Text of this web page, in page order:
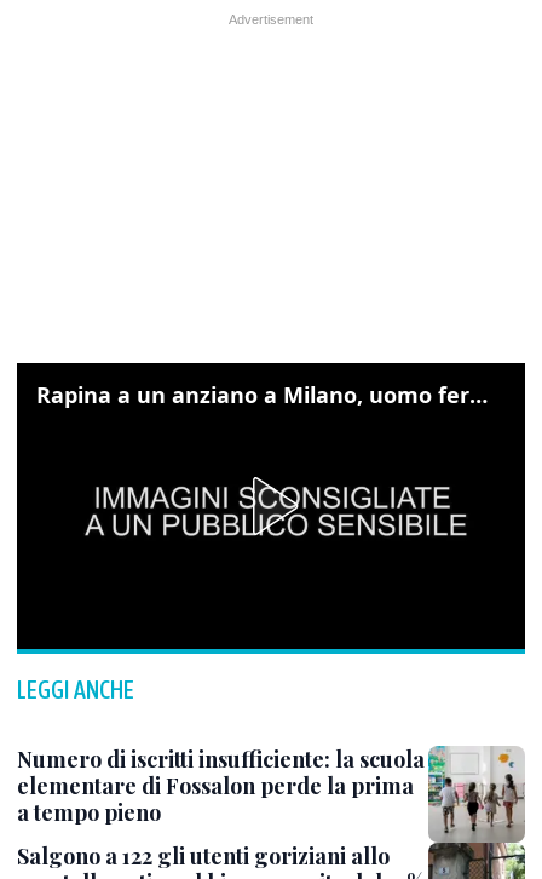
Rapina a un anziano a Milano, uomo fermato grazie alle foto sul cellulare
LEGGI ANCHE
Numero di iscritti insufficiente: la scuola
elementare di Fossalon perde la prima
a tempo pieno
Salgono a 122 gli utenti goriziani allo